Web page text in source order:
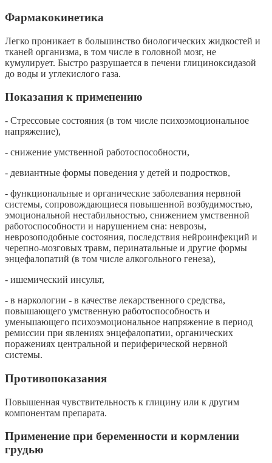
Фармакокинетика
Легко проникает в большинство биологических жидкостей и
тканей организма, в том числе в головной мозг, не
кумулирует. Быстро разрушается в печени глициноксидазой
до воды и углекислого газа.
Показания к применению
- Стрессовые состояния (в том числе психоэмоциональное
напряжение),
- снижение умственной работоспособности,
- девиантные формы поведения у детей и подростков,
- функциональные и органические заболевания нервной
системы, сопровождающиеся повышенной возбудимостью,
эмоциональной нестабильностью, снижением умственной
работоспособности и нарушением сна: неврозы,
неврозоподобные состояния, последствия нейроинфекций и
черепно-мозговых травм, перинатальные и другие формы
энцефалопатий (в том числе алкогольного генеза),
- ишемический инсульт,
- в наркологии - в качестве лекарственного средства,
повышающего умственную работоспособность и
уменьшающего психоэмоциональное напряжение в период
ремиссии при явлениях энцефалопатии, органических
поражениях центральной и периферической нервной
системы.
Противопоказания
Повышенная чувствительность к глицину или к другим
компонентам препарата.
Применение при беременности и кормлении
грудью